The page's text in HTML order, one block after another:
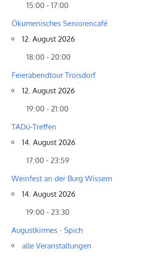
15:00 - 17:00
Ökumenisches Seniorencafé
12. August 2026
18:00 - 20:00
Feierabendtour Troisdorf
12. August 2026
19:00 - 21:00
TADü-Treffen
14. August 2026
17:00 - 23:59
Weinfest an der Burg Wissem
14. August 2026
19:00 - 23:30
Augustkirmes - Spich
alle Veranstaltungen